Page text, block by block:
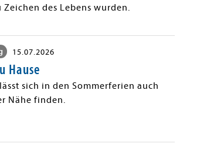
zu Zeichen des Lebens wurden.
15.07.2026
Hause
sich in den Sommerferien auch
Nähe finden.